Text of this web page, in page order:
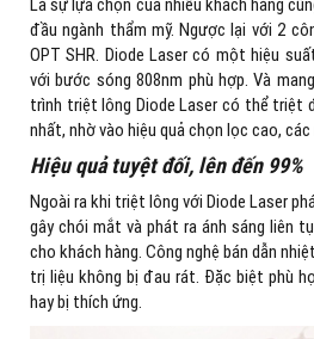
đầu ngành thẩm mỹ. Ngược lại với 2
OPT SHR. Diode Laser có một hiệu
với bước sóng 808nm phù hợp. Và
trình triệt lông Diode Laser có thể triệt
nhất, nhờ vào hiệu quả chọn lọc cao,
Hiệu quả tuyệt đối, lên đến 99%
Ngoài ra khi triệt lông với Diode Laser
gây chói mắt và phát ra ánh sáng liên
cho khách hàng. Công nghệ bán dẫn
trị liệu không bị đau rát. Đặc biệt phù
hay bị thích ứng.